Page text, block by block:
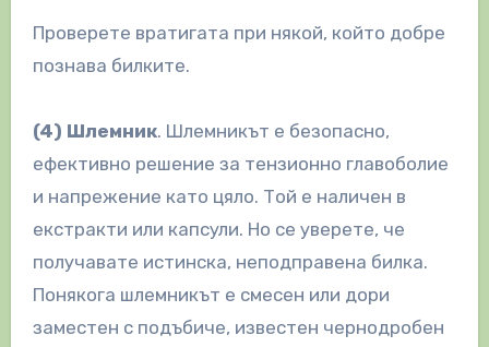
Проверете вратигата при някой, който добре
познава билките.
(4) Шлемник. Шлемникът е безопасно,
ефективно решение за тензионно главоболие
и напрежение като цяло. Той е наличен в
екстракти или капсули. Но се уверете, че
получавате истинска, неподправена билка.
Понякога шлемникът е смесен или дори
заместен с подъбиче, известен чернодробен